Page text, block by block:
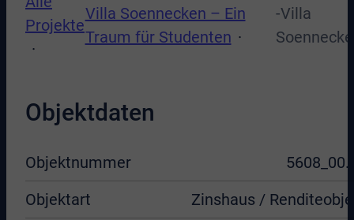
Projekte
Villa Soennecken – Ein
Traum für Studenten
-Villa
Objektdaten
Objektnummer
Objektart
Zinshaus /